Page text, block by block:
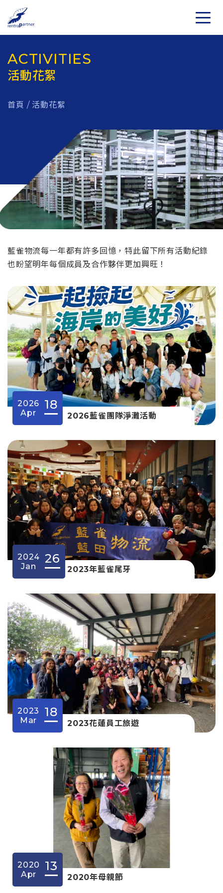
ACTIVITIES
活動花絮
首頁 / 活動花絮
藍雀物流每一年都有許多回憶，特此留下所有活動紀錄
也盼望明年每個成員及合作夥伴更加興旺！
2026
Apr
18
2026藍雀團隊淨灘活動
2024
Jan
26
2023年藍雀尾牙
2023
Mar
18
2023花蓮員工旅遊
2020
Apr
13
2020年母親節